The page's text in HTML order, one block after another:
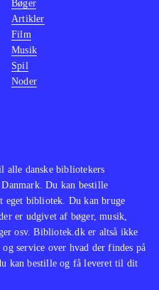
alle danske bibliotekers
Du kan bestille
eget bibliotek. Du kan bruge
er udgivet af bøger, musik,
osv. Bibliotek.dk er altså ikke
service over hvad der findes på
kan bestille og få leveret til dit
Bøger
Artikler
Film
Musik
Spil
Noder